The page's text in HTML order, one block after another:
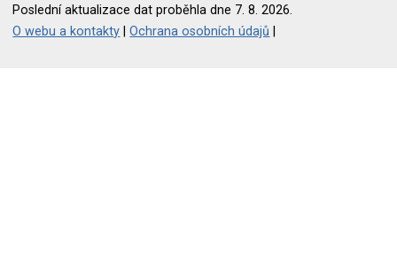
Poslední aktualizace dat proběhla dne 7. 8. 2026.
O webu a kontakty |Ochrana osobních údajů